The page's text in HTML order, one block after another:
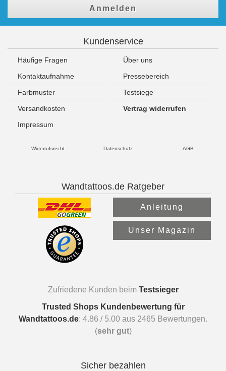
Anmelden
Kundenservice
Häufige Fragen
Über uns
Kontaktaufnahme
Pressebereich
Farbmuster
Testsiege
Versandkosten
Vertrag widerrufen
Impressum
Widerrufsrecht Datenschutz AGB
Wandtattoos.de Ratgeber
Anleitung
Unser Magazin
Zufriedene Kunden beim Testsieger
Trusted Shops Kundenbewertung für
Wandtattoos.de: 4.86 / 5.00 aus 2465 Bewertungen.
(sehr gut)
Sicher bezahlen